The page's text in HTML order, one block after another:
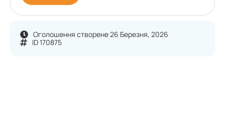
Оголошення створене 26 Березня, 2026
ID 170875